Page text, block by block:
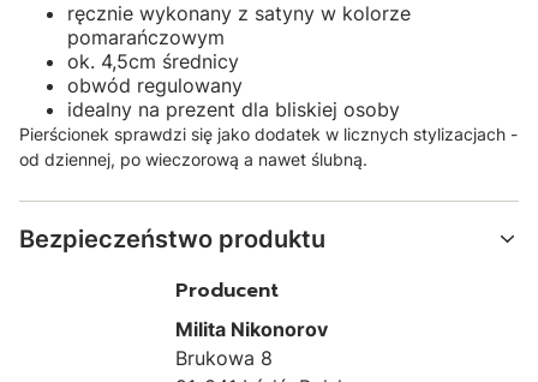
ręcznie wykonany z satyny w kolorze
pomarańczowym
ok. 4,5cm średnicy
obwód regulowany
idealny na prezent dla bliskiej osoby
Pierścionek sprawdzi się jako dodatek w licznych stylizacjach -
od dziennej, po wieczorową a nawet ślubną.
Bezpieczeństwo produktu
Producent
Milita Nikonorov
Brukowa 8